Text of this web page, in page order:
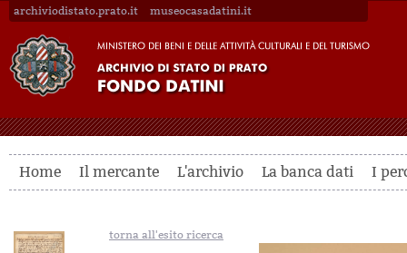
archiviodistato.prato.it museocasadatini.it
Home Il mercante L'archivio La banca dati I
torna all'esito ricerca